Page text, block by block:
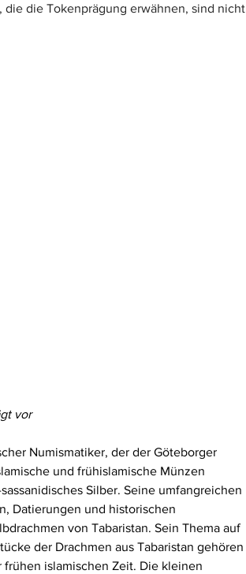
die Tokenprägung erwähnen, sind nicht
vor
Numismatiker, der der Göteborger
und frühislamische Münzen
Silber. Seine umfangreichen
Datierungen und historischen
von Tabaristan. Sein Thema auf
der Drachmen aus Tabaristan gehören
islamischen Zeit. Die kleinen